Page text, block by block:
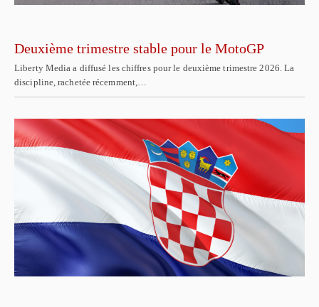
Deuxième trimestre stable pour le MotoGP
Liberty Media a diffusé les chiffres pour le deuxième trimestre 2026. La
discipline, rachetée récemment,…